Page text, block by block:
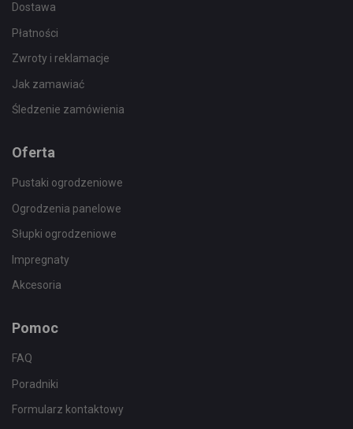
Dostawa
Płatności
Zwroty i reklamacje
Jak zamawiać
Śledzenie zamówienia
Oferta
Pustaki ogrodzeniowe
Ogrodzenia panelowe
Słupki ogrodzeniowe
Impregnaty
Akcesoria
Pomoc
FAQ
Poradniki
Formularz kontaktowy